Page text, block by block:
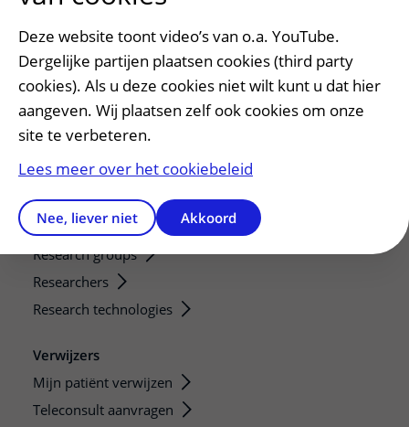
Bezoektijden
Onderwijs en onderzoek
Onze opleidingen
De Nieuwe Utrechtse School
Stage en opleidingsplaatsen
Research
Strategic programs
Research groups
Researchers
Research technologies
Verwijzers
Mijn patiënt verwijzen
Teleconsult aanvragen
Deze website toont video’s van o.a. YouTube.
Dergelijke partijen plaatsen cookies (third party
cookies). Als u deze cookies niet wilt kunt u dat hier
aangeven. Wij plaatsen zelf ook cookies om onze
site te verbeteren.
Lees meer over het cookiebeleid
Nee, liever niet Akkoord